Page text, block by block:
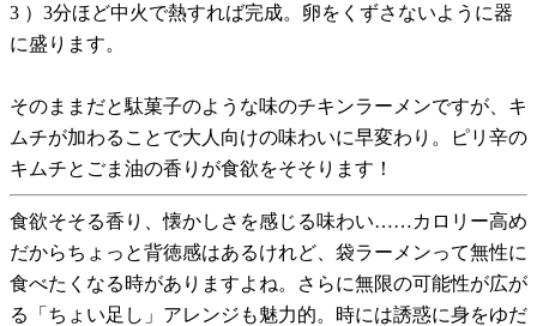
3 ）3分ほど中火で熱すれば完成。卵をくずさないように器
に盛ります。
そのままだと駄菓子のような味のチキンラーメンですが、キ
ムチが加わることで大人向けの味わいに早変わり。ピリ辛の
キムチとごま油の香りが食欲をそそります！
食欲そそる香り、懐かしさを感じる味わい……カロリー高め
だからちょっと背徳感はあるけれど、袋ラーメンって無性に
食べたくなる時がありますよね。さらに無限の可能性が広が
る「ちょい足し」アレンジも魅力的。時には誘惑に身をゆだ